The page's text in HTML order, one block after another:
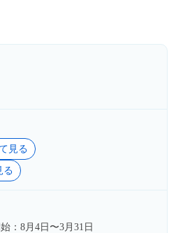
見る
る
：8月4日〜3月31日